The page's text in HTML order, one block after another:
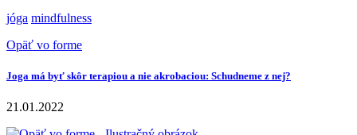
jóga mindfulness
Opäť vo forme
Joga má byť skôr terapiou a nie akrobaciou: Schudneme z nej?
21.01.2022